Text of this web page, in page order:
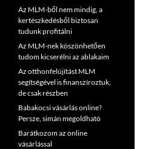
Az MLM-ből nem mindig, a
kertészkedésből biztosan
tudunk profitálni
Az MLM-nek köszönhetően
tudom kicserélni az ablakaim
Az otthonfelújítást MLM
segítségével is finanszíroztuk,
de csak részben
Babakocsi vásárlás online?
Persze, simán megoldható
Barátkozom az online
vásárlással